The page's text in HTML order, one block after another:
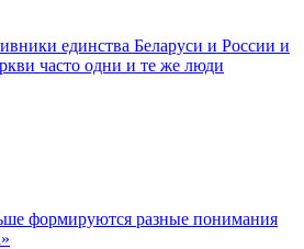
единства Беларуси и России и
часто одни и те же люди
формируются разные понимания